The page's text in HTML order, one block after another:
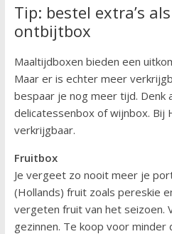
Tip: bestel extra’s
ontbijtbox
Maaltijdboxen bieden een
Maar er is echter meer
bespaar je nog meer tijd. Denk
delicatessenbox of wijnbox. Bij
verkrijgbaar.
Fruitbox
Je vergeet zo nooit meer je
(Hollands) fruit zoals pereskie
vergeten fruit van het seizoen.
gezinnen. Te koop voor minder